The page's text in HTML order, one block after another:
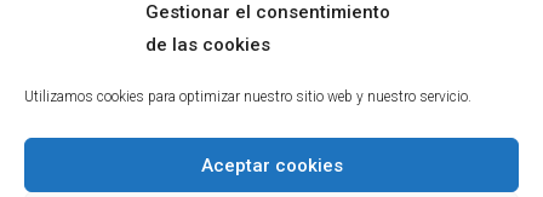
Gestionar el consentimiento
de las cookies
Utilizamos cookies para optimizar nuestro sitio web y nuestro servicio.
Aceptar cookies
Suscríbete